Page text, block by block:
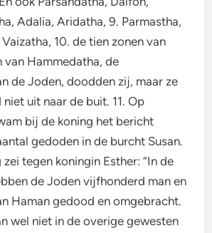
Adalia, Aridatha, 9. Parmastha,
10. de tien zonen van
van Hammedatha, de
de Joden, doodden zij, maar ze
niet uit naar de buit. 11. Op
bij de koning het bericht
gedoden in de burcht Susan.
zei tegen koningin Esther: “In de
de Joden vijfhonderd man en
Haman gedood en omgebracht.
wel niet in de overige gewesten